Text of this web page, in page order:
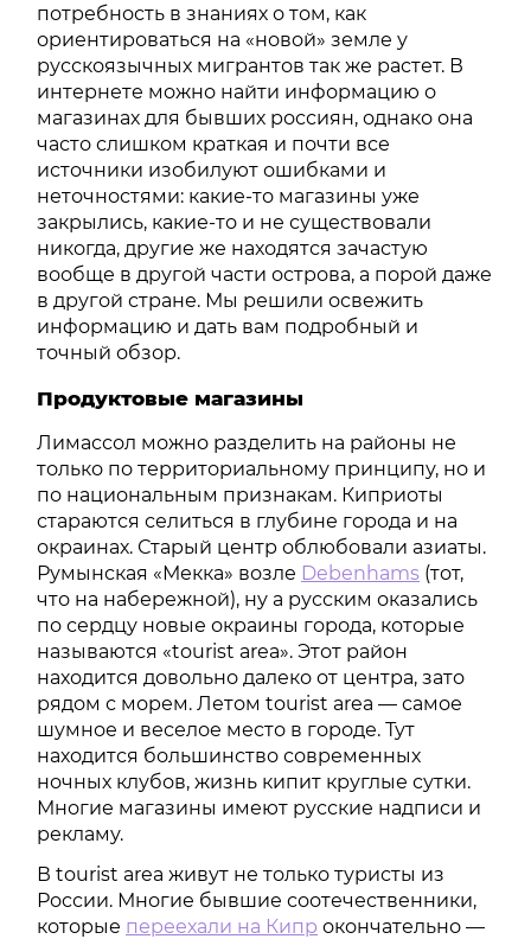
потребность в знаниях о том, как
ориентироваться на «новой» земле у
русскоязычных мигрантов так же растет. В
интернете можно найти информацию о
магазинах для бывших россиян, однако она
часто слишком краткая и почти все
источники изобилуют ошибками и
неточностями: какие-то магазины уже
закрылись, какие-то и не существовали
никогда, другие же находятся зачастую
вообще в другой части острова, а порой даже
в другой стране. Мы решили освежить
информацию и дать вам подробный и
точный обзор.
Продуктовые магазины
Лимассол можно разделить на районы не
только по территориальному принципу, но и
по национальным признакам. Киприоты
стараются селиться в глубине города и на
окраинах. Старый центр облюбовали азиаты.
Румынская «Мекка» возле Debenhams (тот,
что на набережной), ну а русским оказались
по сердцу новые окраины города, которые
называются «tourist area». Этот район
находится довольно далеко от центра, зато
рядом с морем. Летом tourist area — самое
шумное и веселое место в городе. Тут
находится большинство современных
ночных клубов, жизнь кипит круглые сутки.
Многие магазины имеют русские надписи и
рекламу.
В tourist area живут не только туристы из
России. Многие бывшие соотечественники,
которые переехали на Кипр окончательно —